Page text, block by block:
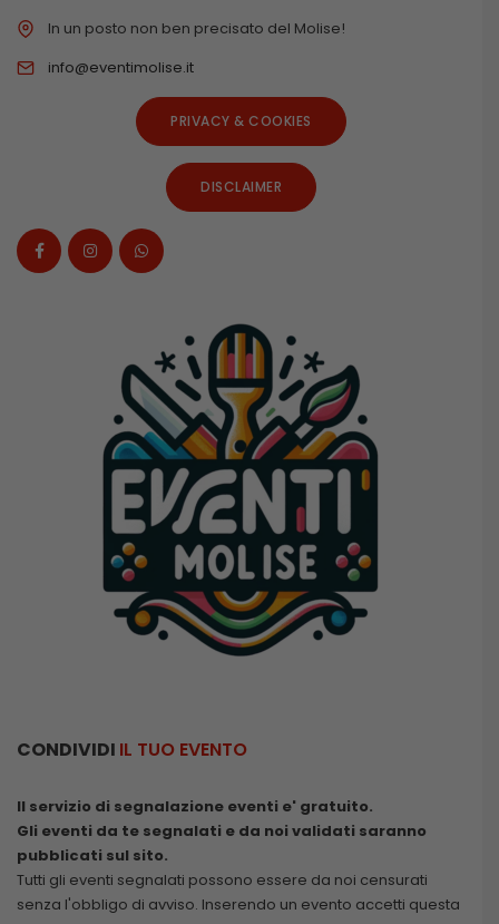
In un posto non ben precisato del Molise!
info@eventimolise.it
PRIVACY & COOKIES
DISCLAIMER
CONDIVIDI IL TUO EVENTO
Il servizio di segnalazione eventi e' gratuito.
Gli eventi da te segnalati e da noi validati saranno
pubblicati sul sito.
Tutti gli eventi segnalati possono essere da noi censurati
senza l'obbligo di avviso. Inserendo un evento accetti questa